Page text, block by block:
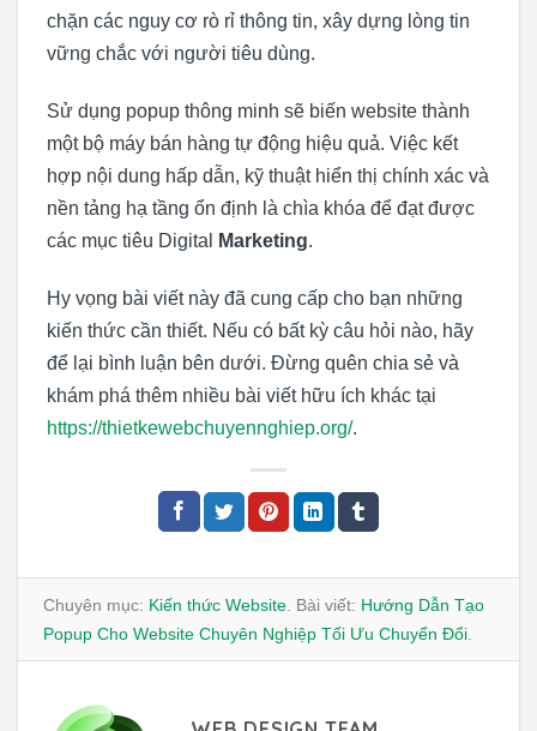
chặn các nguy cơ rò rỉ thông tin, xây dựng lòng tin
vững chắc với người tiêu dùng.
Sử dụng popup thông minh sẽ biến website thành
một bộ máy bán hàng tự động hiệu quả. Việc kết
hợp nội dung hấp dẫn, kỹ thuật hiển thị chính xác và
nền tảng hạ tầng ổn định là chìa khóa để đạt được
các mục tiêu Digital
Marketing.
Hy vọng bài viết này đã cung cấp cho bạn những
kiến thức cần thiết. Nếu có bất kỳ câu hỏi nào, hãy
để lại bình luận bên dưới. Đừng quên chia sẻ và
khám phá thêm nhiều bài viết hữu ích khác tại
https://thietkewebchuyennghiep.org/.
Chuyên mục: Kiến thức Website . Bài viết: Hướng Dẫn Tạo
Popup Cho Website Chuyên Nghiệp Tối Ưu Chuyển Đổi